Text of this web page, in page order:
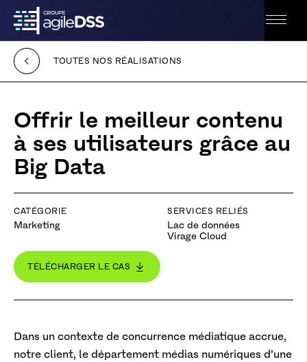
Retour
à
l'accueil
Ouvrir
menu
AccessibilitéTOUTES NOS RÉALISATIONS
Offrir le meilleur contenu
à ses utilisateurs grâce au
Big Data
CATÉGORIE
Marketing
SERVICES RELIÉS
Lac de données
Virage Cloud
TÉLÉCHARGER LE CAS
Dans un contexte de concurrence médiatique accrue,
notre client, le département médias numériques d’une